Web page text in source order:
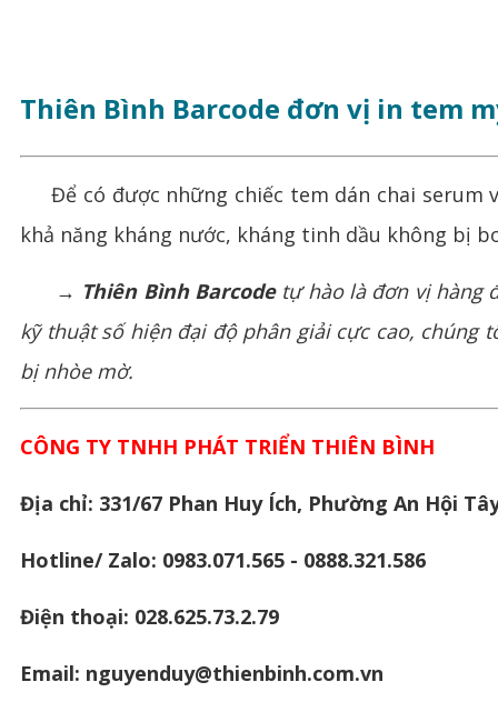
Thiên Bình Barcode đơn vị in tem
Để có được những chiếc tem dán chai serum
khả năng kháng nước, kháng tinh dầu không bị
→ Thiên Bình Barcodetự hào là đơn vị hàng
kỹ thuật số hiện đại độ phân giải cực cao, chúng
bị nhòe mờ.
CÔNG TY TNHH PHÁT TRIỂN THIÊN BÌNH
Địa chỉ: 331/67 Phan Huy Ích, Phường An Hội
Hotline/ Zalo: 0983.071.565 - 0888.321.586
Điện thoại: 028.625.73.2.79
Email: nguyenduy@thienbinh.com.vn